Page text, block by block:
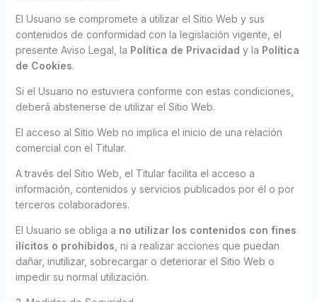
El Usuario se compromete a utilizar el Sitio Web y sus
contenidos de conformidad con la legislación vigente, el
presente Aviso Legal, la Política de Privacidad y la Política
de Cookies.
Si el Usuario no estuviera conforme con estas condiciones,
deberá abstenerse de utilizar el Sitio Web.
El acceso al Sitio Web no implica el inicio de una relación
comercial con el Titular.
A través del Sitio Web, el Titular facilita el acceso a
información, contenidos y servicios publicados por él o por
terceros colaboradores.
El Usuario se obliga a no utilizar los contenidos con fines
ilícitos o prohibidos , ni a realizar acciones que puedan
dañar, inutilizar, sobrecargar o deteriorar el Sitio Web o
impedir su normal utilización.